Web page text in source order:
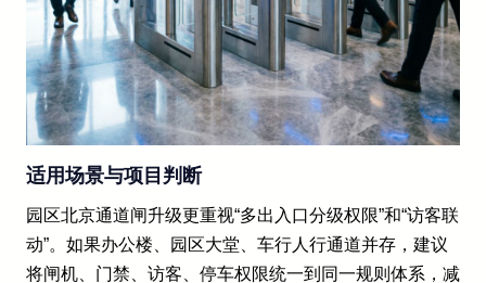
适用场景与项目判断
园区北京通道闸升级更重视“多出入口分级权限”和“访客联
动”。如果办公楼、园区大堂、车行人行通道并存，建议
将闸机、门禁、访客、停车权限统一到同一规则体系，减